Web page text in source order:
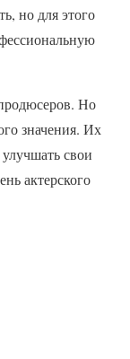
но для этого
Но
значения. Их
свои
актерского